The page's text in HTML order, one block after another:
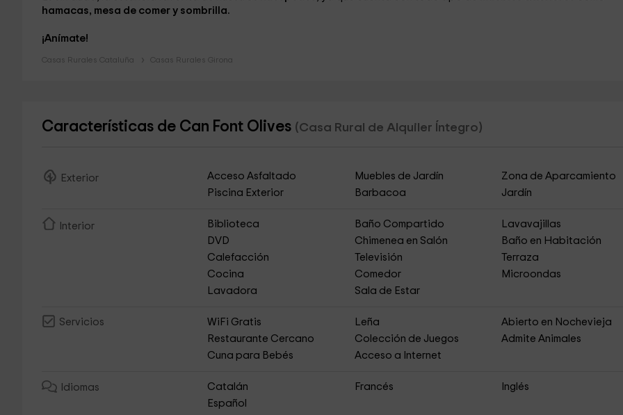
hamacas, mesa de comer y sombrilla.
¡Anímate!
Casas Rurales Cataluña Casas Rurales Girona
Características de Can Font Olives (Casa Rural de Alquiler Íntegro)
Exterior Acceso Asfaltado Muebles de Jardín
Zona de Aparcamiento
Piscina Exterior
Barbacoa Jardín
Interior Biblioteca Baño Compartido
Lavavajillas
DVD
Chimenea en Salón
Baño en Habitación
Calefacción
Televisión
Terraza
Cocina
Comedor
Microondas
Lavadora
Sala de Estar
Servicios WiFi Gratis Leña
Abierto en Nochevieja
Restaurante Cercano
Colección de Juegos
Admite Animales
Cuna para Bebés
Acceso a Internet
Idiomas Catalán Francés
Inglés
Español